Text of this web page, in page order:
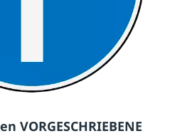
VORGESCHRIEBENE